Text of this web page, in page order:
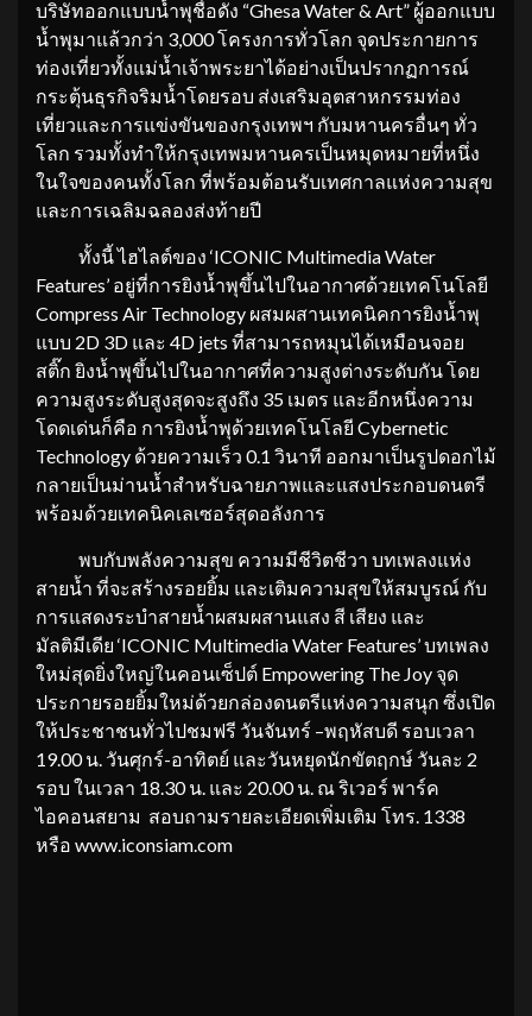
บริษัทออกแบบน้ำพุชื่อดัง “Ghesa Water & Art” ผู้ออกแบบ
น้ำพุมาแล้วกว่า 3,000 โครงการทั่วโลก จุดประกายการ
ท่องเที่ยวทั้งแม่น้ำเจ้าพระยาได้อย่างเป็นปรากฏการณ์
กระตุ้นธุรกิจริมน้ำโดยรอบ ส่งเสริมอุตสาหกรรมท่อง
เที่ยวและการแข่งขันของกรุงเทพฯ กับมหานครอื่นๆ ทั่ว
โลก รวมทั้งทำให้กรุงเทพมหานครเป็นหมุดหมายที่หนึ่ง
ในใจของคนทั้งโลก ที่พร้อมต้อนรับเทศกาลแห่งความสุข
และการเฉลิมฉลองส่งท้ายปี
ทั้งนี้ ไฮไลต์ของ ‘ICONIC Multimedia Water
Features’ อยู่ที่การยิงน้ำพุขึ้นไปในอากาศด้วยเทคโนโลยี
Compress Air Technology ผสมผสานเทคนิคการยิงน้ำพุ
แบบ 2D 3D และ 4D jets ที่สามารถหมุนได้เหมือนจอย
สติ๊ก ยิงน้ำพุขึ้นไปในอากาศที่ความสูงต่างระดับกัน โดย
ความสูงระดับสูงสุดจะสูงถึง 35 เมตร และอีกหนึ่งความ
โดดเด่นก็คือ การยิงน้ำพุด้วยเทคโนโลยี Cybernetic
Technology ด้วยความเร็ว 0.1 วินาที ออกมาเป็นรูปดอกไม้
กลายเป็นม่านน้ำสำหรับฉายภาพและแสงประกอบดนตรี
พร้อมด้วยเทคนิคเลเซอร์สุดอลังการ
พบกับพลังความสุข ความมีชีวิตชีวา บทเพลงแห่ง
สายน้ำ ที่จะสร้างรอยยิ้ม และเติมความสุขให้สมบูรณ์ กับ
การแสดงระบำสายน้ำผสมผสานแสง สี เสียง และ
มัลติมีเดีย ‘ICONIC Multimedia Water Features’ บทเพลง
ใหม่สุดยิ่งใหญ่ในคอนเซ็ปต์ Empowering The Joy จุด
ประกายรอยยิ้มใหม่ด้วยกล่องดนตรีแห่งความสนุก ซึ่งเปิด
ให้ประชาชนทั่วไปชมฟรี วันจันทร์ –พฤหัสบดี รอบเวลา
19.00 น. วันศุกร์-อาทิตย์ และวันหยุดนักขัตฤกษ์ วันละ 2
รอบ ในเวลา 18.30 น. และ 20.00 น. ณ ริเวอร์ พาร์ค
ไอคอนสยาม สอบถามรายละเอียดเพิ่มเติม โทร. 1338
หรือ www.iconsiam.com